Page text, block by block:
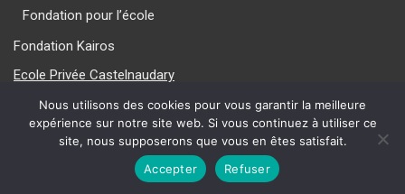
Fondation pour l’école
Fondation Kairos
Ecole Privée Castelnaudary
Ecole Privée Carcassonne
Nos Vidéos
{current_year} La Providence
Nous utilisons des cookies pour vous garantir la meilleure
expérience sur notre site web. Si vous continuez à utiliser ce
site, nous supposerons que vous en êtes satisfait.
Accepter
Refuser